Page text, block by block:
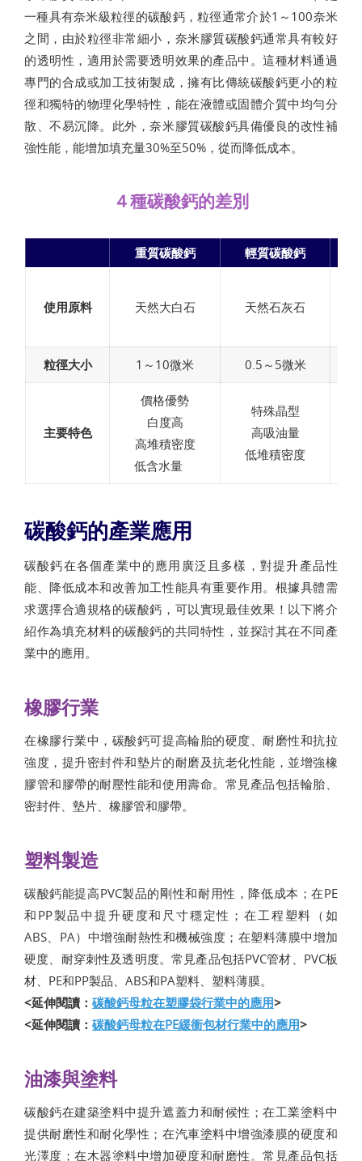
一種具有奈米級粒徑的碳酸鈣，粒徑通常介於1～100奈米
之間，由於粒徑非常細小，奈米膠質碳酸鈣通常具有較好
的透明性，適用於需要透明效果的產品中。這種材料通過
專門的合成或加工技術製成，擁有比傳統碳酸鈣更小的粒
徑和獨特的物理化學特性，能在液體或固體介質中均勻分
散、不易沉降。此外，奈米膠質碳酸鈣具備優良的改性補
強性能，能增加填充量30%至50%，從而降低成本。
４種碳酸鈣的差別
重質碳酸鈣 輕質碳酸鈣
使用原料 天然大白石 天然石灰石
粒徑大小 1～10微米 0.5～5微米
主要特色
價格優勢
白度高
高堆積密度
低含水量
特殊晶型
高吸油量
低堆積密度
碳酸鈣的產業應用
碳酸鈣在各個產業中的應用廣泛且多樣，對提升產品性
能、降低成本和改善加工性能具有重要作用。根據具體需
求選擇合適規格的碳酸鈣，可以實現最佳效果！以下將介
紹作為填充材料的碳酸鈣的共同特性，並探討其在不同產
業中的應用。
橡膠行業
在橡膠行業中，碳酸鈣可提高輪胎的硬度、耐磨性和抗拉
強度，提升密封件和墊片的耐磨及抗老化性能，並增強橡
膠管和膠帶的耐壓性能和使用壽命。常見產品包括輪胎、
密封件、墊片、橡膠管和膠帶。
塑料製造
碳酸鈣能提高PVC製品的剛性和耐用性，降低成本；在PE
和PP製品中提升硬度和尺寸穩定性；在工程塑料（如
ABS、PA）中增強耐熱性和機械強度；在塑料薄膜中增加
硬度、耐穿刺性及透明度。常見產品包括PVC管材、PVC板
材、PE和PP製品、ABS和PA塑料、塑料薄膜。
<延伸閱讀： 碳酸鈣母粒在塑膠袋行業中的應用>
<延伸閱讀： 碳酸鈣母粒在PE緩衝包材行業中的應用>
油漆與塗料
碳酸鈣在建築塗料中提升遮蓋力和耐候性；在工業塗料中
提供耐磨性和耐化學性；在汽車塗料中增強漆膜的硬度和
光澤度；在木器塗料中增加硬度和耐磨性。常見產品包括